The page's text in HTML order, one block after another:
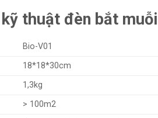
thuật đèn bắt
Bio-V01
18*18*30cm
1,3kg
> 100m2